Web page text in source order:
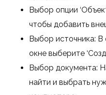
Выбор опции
чтобы добавить
Выбор источника:
окне выберите
Выбор документа:
найти и выбрать